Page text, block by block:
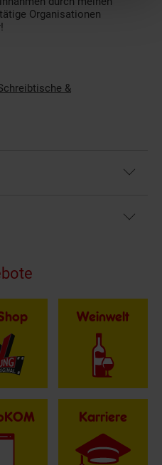
Organisationen
&
Weinwelt
Karriere